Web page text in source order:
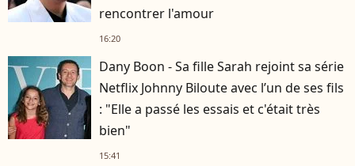
rencontrer l'amour
16:20
Dany Boon - Sa fille Sarah rejoint sa série
Netflix Johnny Biloute avec l’un de ses fils
: "Elle a passé les essais et c'était très
bien"
15:41